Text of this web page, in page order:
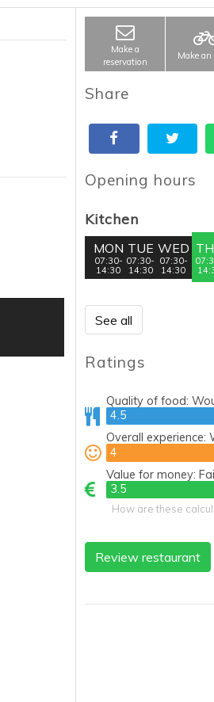
Make a
reservation
Make an
Share
Opening hours
Kitchen
MON
07:30-
14:30
TUE
07:30-
14:30
WED
07:30-
14:30
See all
Ratings
Quality of food:
4.5
4.5
Overall experience:
4
4
Value for money:
3.5
3.5
How are these
Review restaurant